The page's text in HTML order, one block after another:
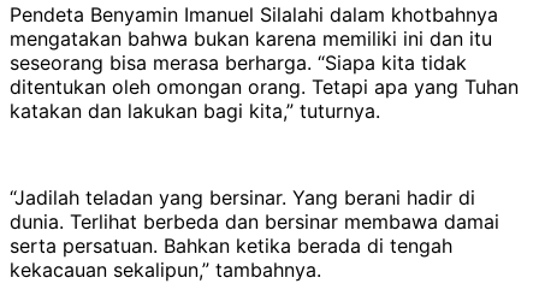
Pendeta Benyamin Imanuel Silalahi dalam khotbahnya
mengatakan bahwa bukan karena memiliki ini dan itu
seseorang bisa merasa berharga. “Siapa kita tidak
ditentukan oleh omongan orang. Tetapi apa yang Tuhan
katakan dan lakukan bagi kita,” tuturnya.
“Jadilah teladan yang bersinar. Yang berani hadir di
dunia. Terlihat berbeda dan bersinar membawa damai
serta persatuan. Bahkan ketika berada di tengah
kekacauan sekalipun,” tambahnya.